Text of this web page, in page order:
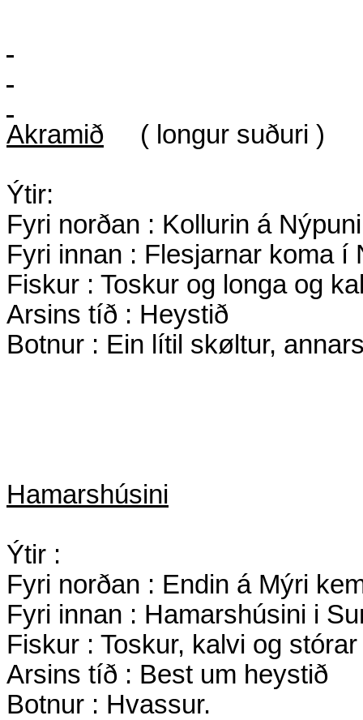
Akramið ( longur suðuri )
Ýtir:
Fyri norðan : Kollurin á
Fyri innan : Flesjarnar koma
Fiskur : Toskur og longa og
Arsins tíð : Heystið
Botnur : Ein lítil skøltur,
Hamarshúsini
Ýtir :
Fyri norðan : Endin á Mýri
Fyri innan : Hamarshúsini i
Fiskur : Toskur, kalvi og
Arsins tíð : Best um heystið
Botnur : Hvassur.